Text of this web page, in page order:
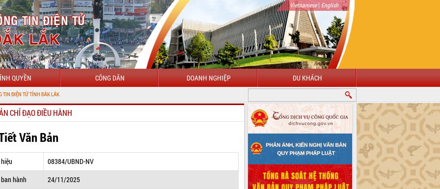
Vietnamese| English
QUYỀN CÔNG DÂN DOANH NGHIỆP DU KHÁCH
CHÀO MỪNG ĐẾN VỚI CỔNG THÔNG TIN ĐIỆN TỬ TỈNH ĐẮK LẮK
CHỈ ĐẠO ĐIỀU HÀNH
Văn Bản
08384/UBND-NV
hành
24/11/2025